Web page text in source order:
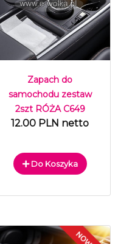
Zapach do
samochodu zestaw
2szt RÓŻA C649
12.00 PLN netto
Do Koszyka